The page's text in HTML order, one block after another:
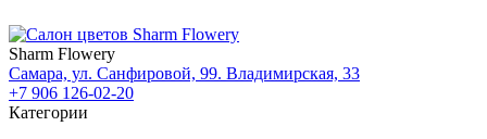
Sharm Flowery
Самара, ул. Санфировой, 99. Владимирская, 33
+7 906 126-02-20
Категории